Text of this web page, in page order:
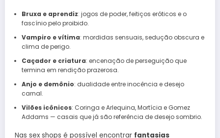
Bruxa e aprendiz: jogos de poder, feitiços eróticos e o
fascínio pelo proibido.
Vampiro e vítima: mordidas sensuais, sedução obscura e
clima de perigo.
Caçador e criatura: encenação de perseguição que
termina em rendição prazerosa.
Anjo e demônio: dualidade entre inocência e desejo
carnal.
Vilões icônicos: Coringa e Arlequina, Mortícia e Gomez
Addams — casais que já são referência de desejo sombrio.
Nas sex shops é possível encontrar fantasias